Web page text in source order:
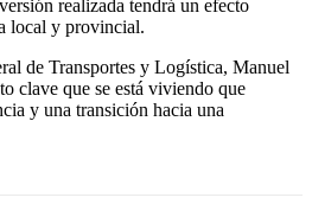
realizada tendrá un efecto
local y provincial.
de Transportes y Logística, Manuel
clave que se está viviendo que
y una transición hacia una